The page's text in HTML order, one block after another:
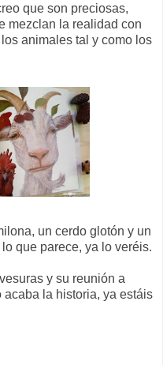
que son preciosas,
mezclan la realidad con
animales tal y como los
un cerdo glotón y un
que parece, ya lo veréis.
y su reunión a
la historia, ya estáis